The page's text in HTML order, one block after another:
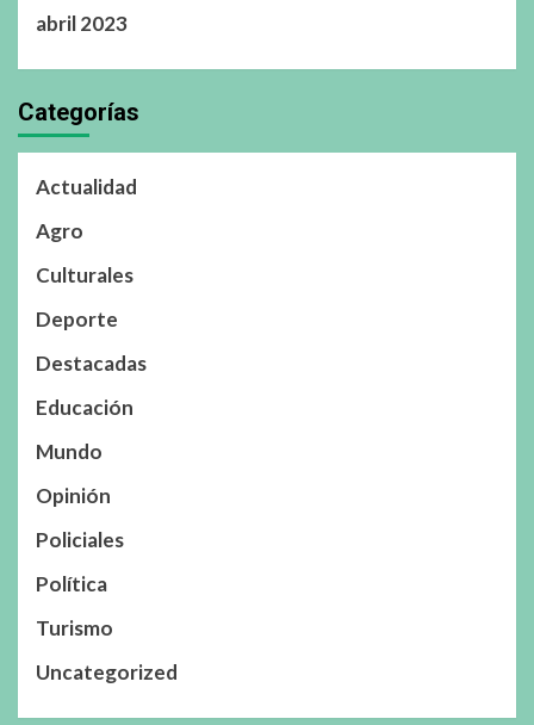
abril 2023
Categorías
Actualidad
Agro
Culturales
Deporte
Destacadas
Educación
Mundo
Opinión
Policiales
Política
Turismo
Uncategorized